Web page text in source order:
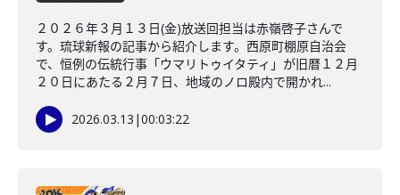
２０２６年３月１３日(金)放送回担当は赤嶺啓子さんで
す。琉球新報の記事から紹介します。西原町棚原自治会
で、恒例の伝統行事「ウマリトゥイタティ」が旧暦１２月
２０日にあたる２月７日、地域のノロ殿内で開かれ...
2026.03.13 |00:03:22